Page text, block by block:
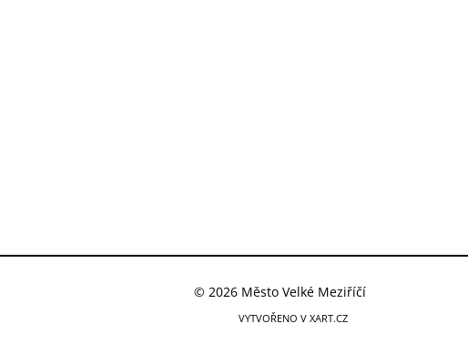
© 2026 Město Velké Meziříčí
VYTVOŘENO V XART.CZ